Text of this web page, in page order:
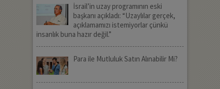
İsrail’in uzay programının eski
başkanı açıkladı: “Uzaylılar gerçek,
açıklamamızı istemiyorlar çünkü
insanlık buna hazır değil.”
Para ile Mutluluk Satın Alınabilir Mi?